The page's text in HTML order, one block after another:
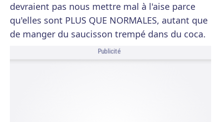
devraient pas nous mettre mal à l'aise parce
qu'elles sont PLUS QUE NORMALES, autant que
de manger du saucisson trempé dans du coca.
Publicité